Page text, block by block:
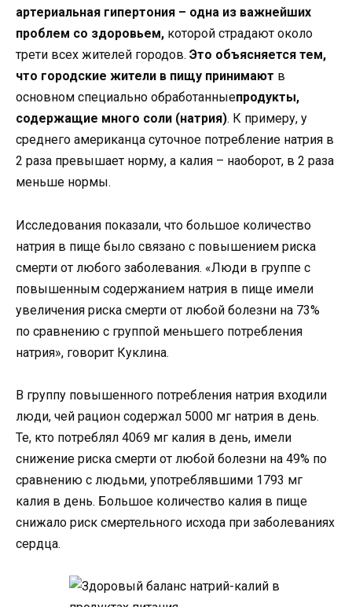
артериальная гипертония – одна из важнейших
проблем со здоровьем, которой страдают около
трети всех жителей городов. Это объясняется тем,
что городские жители в пищу принимают в
основном специально обработанныепродукты,
содержащие много соли (натрия). К примеру, у
среднего американца суточное потребление натрия в
2 раза превышает норму, а калия – наоборот, в 2 раза
меньше нормы.
Исследования показали, что большое количество
натрия в пище было связано с повышением риска
смерти от любого заболевания. «Люди в группе с
повышенным содержанием натрия в пище имели
увеличения риска смерти от любой болезни на 73%
по сравнению с группой меньшего потребления
натрия», говорит Куклина.
В группу повышенного потребления натрия входили
люди, чей рацион содержал 5000 мг натрия в день.
Те, кто потреблял 4069 мг калия в день, имели
снижение риска смерти от любой болезни на 49% по
сравнению с людьми, употреблявшими 1793 мг
калия в день. Большое количество калия в пище
снижало риск смертельного исхода при заболеваниях
сердца.